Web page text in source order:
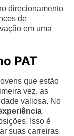
direcionamento
de
em uma
PAT
que estão
vez, as
valiosa. No
Isso é
suas carreiras.